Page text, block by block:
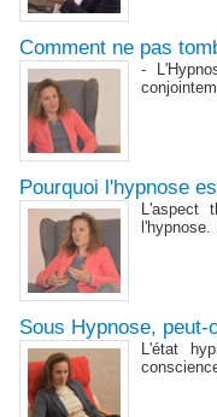
Comment ne pas
-
Pourquoi l'hypnose
L'aspect
l'hypnose.
Sous Hypnose,
L'état